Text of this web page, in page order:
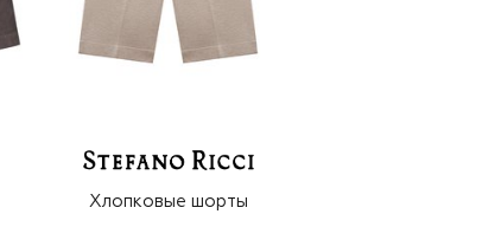
Хлопковые шорты